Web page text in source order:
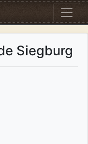
Siegburg